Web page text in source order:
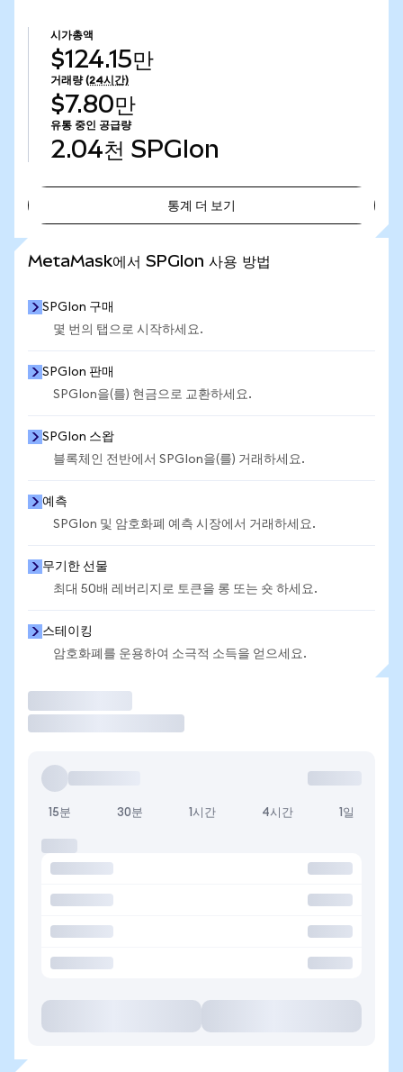
시가총액
$124.15만
거래량 (24시간)
$7.80만
유통 중인 공급량
2.04천 SPGIon
통계 더 보기
MetaMask에서 SPGIon 사용 방법
SPGIon 구매
몇 번의 탭으로 시작하세요.
SPGIon 판매
SPGIon을(를) 현금으로 교환하세요.
SPGIon 스왑
블록체인 전반에서 SPGIon을(를) 거래하세요.
예측
SPGIon 및 암호화폐 예측 시장에서 거래하세요.
무기한 선물
최대 50배 레버리지로 토큰을 롱 또는 숏 하세요.
스테이킹
암호화폐를 운용하여 소극적 소득을 얻으세요.
15분 30분 1시간 4시간 1일